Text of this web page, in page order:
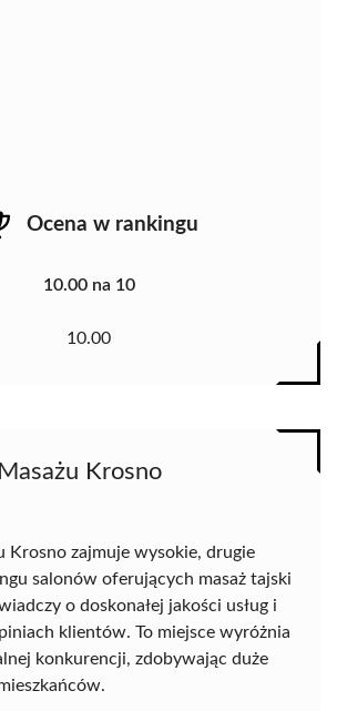
Ocena w rankingu
10.00 na 10
10.00
Krosno
Krosno zajmuje wysokie, drugie
salonów oferujących masaż tajski
o doskonałej jakości usług i
klientów. To miejsce wyróżnia
konkurencji, zdobywając duże